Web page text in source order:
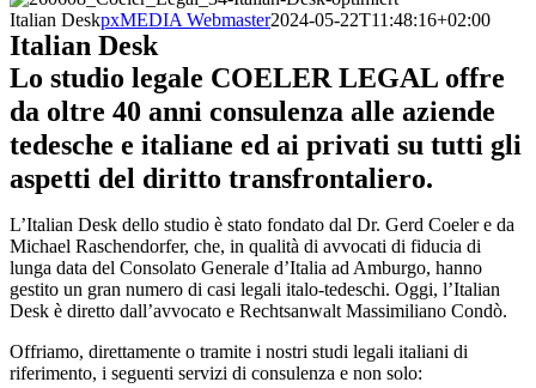
Italian DeskpxMEDIA Webmaster2024-05-22T11:48:16+02:00
Italian Desk
Lo studio legale COELER LEGAL offre
da oltre 40 anni consulenza alle aziende
tedesche e italiane ed ai privati su tutti gli
aspetti del diritto transfrontaliero.
L’Italian Desk dello studio è stato fondato dal Dr. Gerd Coeler e da
Michael Raschendorfer, che, in qualità di avvocati di fiducia di
lunga data del Consolato Generale d’Italia ad Amburgo, hanno
gestito un gran numero di casi legali italo-tedeschi. Oggi, l’Italian
Desk è diretto dall’avvocato e Rechtsanwalt Massimiliano Condò.
Offriamo, direttamente o tramite i nostri studi legali italiani di
riferimento, i seguenti servizi di consulenza e non solo: